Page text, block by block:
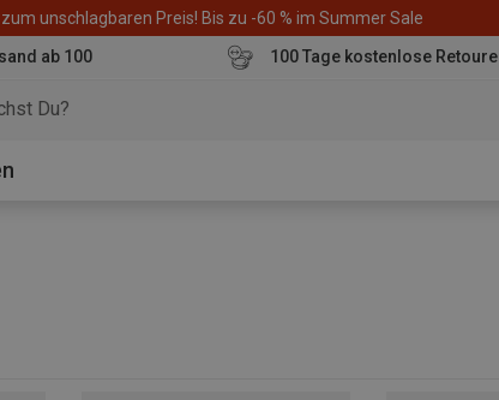
unschlagbaren Preis! Bis zu -60 % im Summer Sale
ab 100
100 Tage kostenlose Retoure